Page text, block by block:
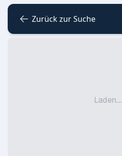
Zurück zur Suche
Laden...